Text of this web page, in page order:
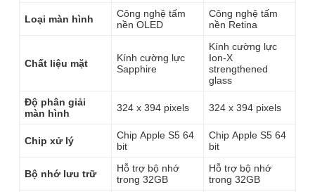
Loại màn hình
Công nghệ tấm
nền OLED
Công nghệ tấm
nền Retina
Chất liệu mặt
Kính cường lực
Sapphire
Kính cường lực
Ion-X
strengthened
glass
Độ phân giải
màn hình
324 x 394 pixels 324 x 394 pixels
Chip xử lý
Chip Apple S5 64
bit
Chip Apple S5 64
bit
Bộ nhớ lưu trữ
Hỗ trợ bộ nhớ
trong 32GB
Hỗ trợ bộ nhớ
trong 32GB